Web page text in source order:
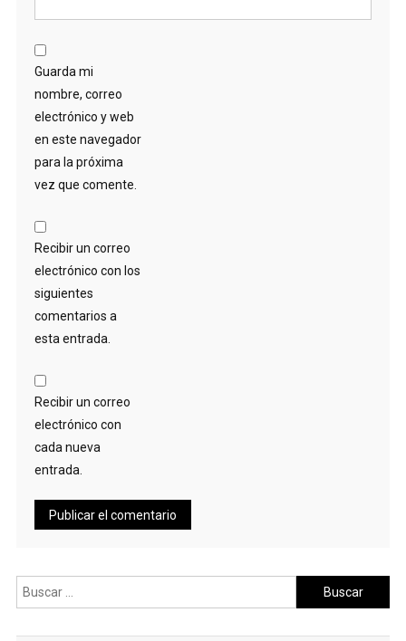
Guarda mi
nombre, correo
electrónico y web
en este navegador
para la próxima
vez que comente.
Recibir un correo
electrónico con los
siguientes
comentarios a
esta entrada.
Recibir un correo
electrónico con
cada nueva
entrada.
Buscar: